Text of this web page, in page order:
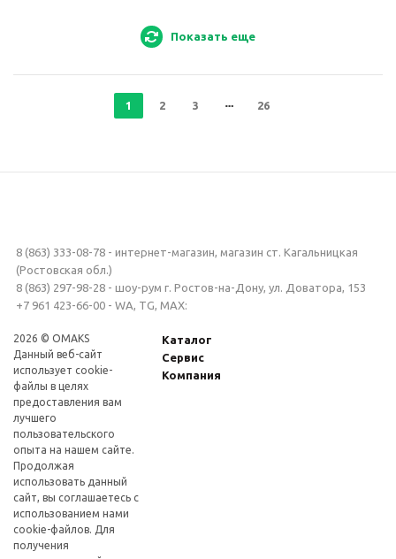
Показать еще
1 2 3 26
8 (863) 333-08-78 - интернет-магазин, магазин ст. Кагальницкая
(Ростовская обл.)
8 (863) 297-98-28 - шоу-рум г. Ростов-на-Дону, ул. Доватора, 153
+7 961 423-66-00 - WA, TG, MAX:
2026 © OMAKS
Данный веб-сайт
использует cookie-
файлы в целях
предоставления вам
лучшего
пользовательского
опыта на нашем сайте.
Продолжая
использовать данный
сайт, вы соглашаетесь с
использованием нами
cookie-файлов. Для
получения
Каталог
Сервис
Компания